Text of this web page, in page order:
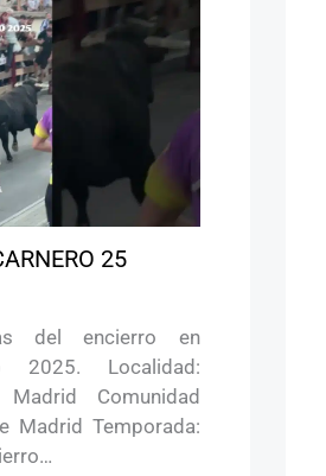
25
del encierro en
2025. Localidad:
Madrid Comunidad
Madrid Temporada: